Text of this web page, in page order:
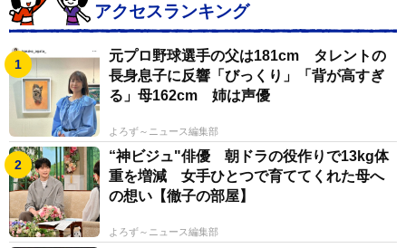
アクセスランキング
元プロ野球選手の父は181cm タレントの
長身息子に反響「びっくり」「背が高すぎ
る」母162cm 姉は声優
よろず～ニュース編集部
“神ビジュ"俳優 朝ドラの役作りで13kg体
重を増減 女手ひとつで育ててくれた母へ
の想い【徹子の部屋】
よろず～ニュース編集部